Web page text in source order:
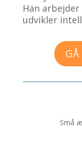
Han
udvikler
Små